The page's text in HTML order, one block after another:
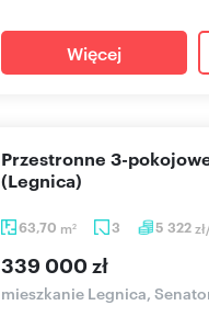
Więcej
63,70 m2 3 5 322
Przestronne 3-pokojowe mieszkanie z piwnicą
(Legnica)
339 000 zł
mieszkanie Legnica,